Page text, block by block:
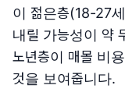
이 젊은층(18-27
내릴 가능성이 약
노년층이 매몰 비
것을 보여줍니다.